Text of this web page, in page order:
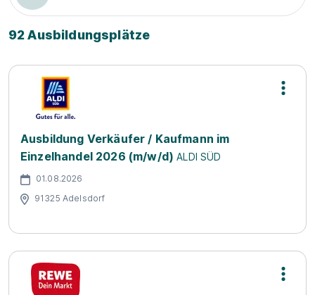
92 Ausbildungsplätze
Ausbildung Verkäufer / Kaufmann im
Einzelhandel 2026 (m/w/d) ALDI SÜD
01.08.2026
91325 Adelsdorf